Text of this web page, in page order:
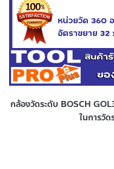
กล้องวัดระดับ BOSCH
ในการวัด